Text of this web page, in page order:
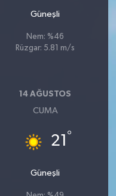
Güneşli
Nem: %46
Rüzgar: 5.81 m/s
14 AĞUSTOS
CUMA
21 °
Güneşli